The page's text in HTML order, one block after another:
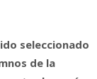
seleccionado
de la